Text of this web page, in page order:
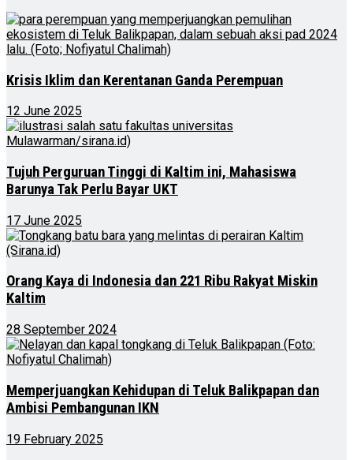
Krisis Iklim dan Kerentanan Ganda Perempuan
12 June 2025
Tujuh Perguruan Tinggi di Kaltim ini, Mahasiswa
Barunya Tak Perlu Bayar UKT
17 June 2025
Orang Kaya di Indonesia dan 221 Ribu Rakyat Miskin
Kaltim
28 September 2024
Memperjuangkan Kehidupan di Teluk Balikpapan dan
Ambisi Pembangunan IKN
19 February 2025